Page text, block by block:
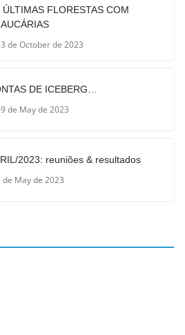
ÚLTIMAS FLORESTAS COM
de October de 2023
DE ICEBERG…
de May de 2023
2023: reuniões & resultados
de May de 2023